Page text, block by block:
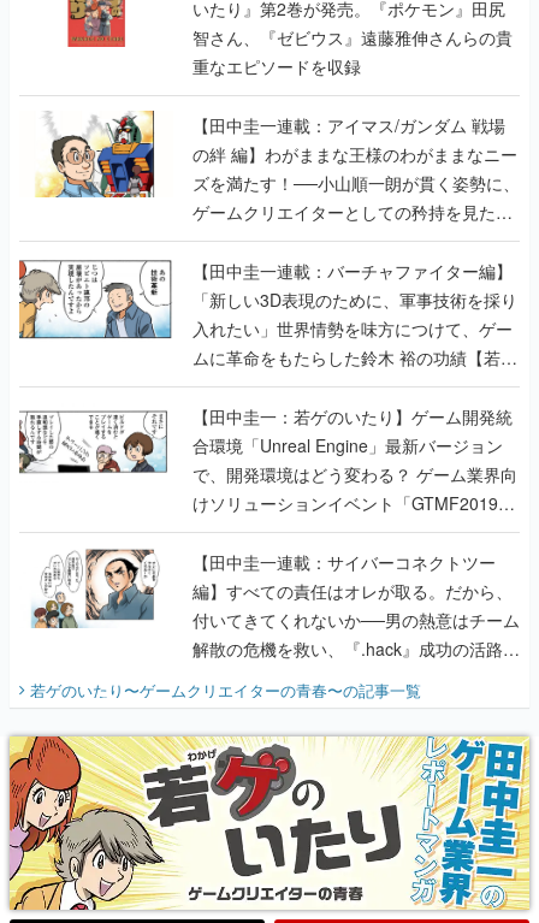
【田中圭一連載：アイマス/ガンダム 戦場
の絆 編】わがままな王様のわがままなニー
ズを満たす！──小山順一朗が貫く姿勢に、
ゲームクリエイターとしての矜持を見た
【若ゲのいたり最終回】
【田中圭一連載：バーチャファイター編】
「新しい3D表現のために、軍事技術を採り
入れたい」世界情勢を味方につけて、ゲー
ムに革命をもたらした鈴木 裕の功績【若ゲ
のいたり】
【田中圭一：若ゲのいたり】ゲーム開発統
合環境「Unreal Engine」最新バージョン
で、開発環境はどう変わる？ ゲーム業界向
けソリューションイベント「GTMF2019」
に行って、より理解を深めよう【PR】
【田中圭一連載：サイバーコネクトツー
編】すべての責任はオレが取る。だから、
付いてきてくれないか──男の熱意はチーム
解散の危機を救い、『.hack』成功の活路を
開く。業界の快男児・松山 洋に流れる血は
『少年ジャンプ』色だった【若ゲのいた
り】
若ゲのいたり〜ゲームクリエイターの青春〜の記事一覧
X
Youtube
Discord
RSS